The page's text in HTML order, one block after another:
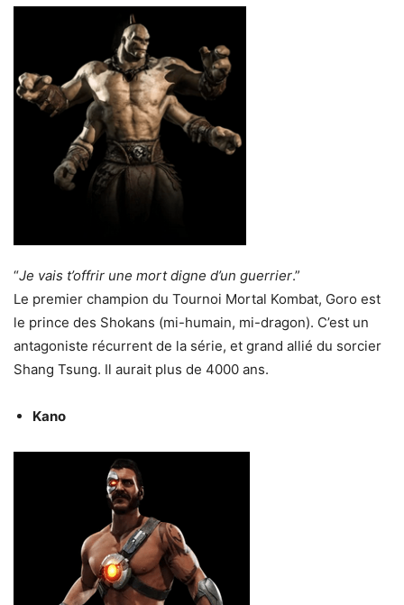
“Je vais t’offrir une mort digne d’un guerrier.”
Le premier champion du Tournoi Mortal Kombat, Goro est
le prince des Shokans (mi-humain, mi-dragon). C’est un
antagoniste récurrent de la série, et grand allié du sorcier
Shang Tsung. Il aurait plus de 4000 ans.
Kano